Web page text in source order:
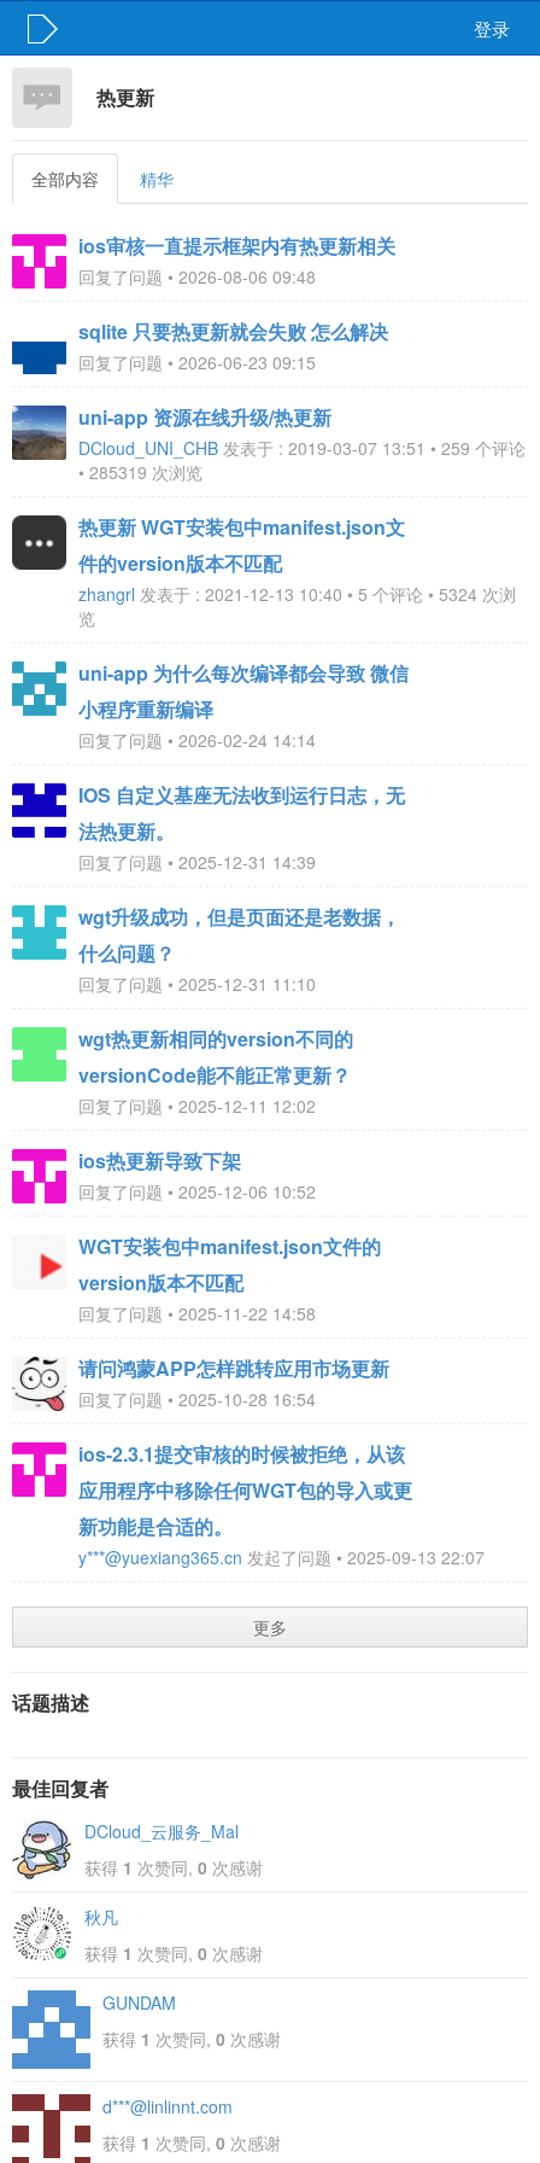
登录
热更新
全部内容 精华
ios审核一直提示框架内有热更新相关
回复了问题 • 2026-08-06 09:48
sqlite 只要热更新就会失败 怎么解决
回复了问题 • 2026-06-23 09:15
uni-app 资源在线升级/热更新
DCloud_UNI_CHB 发表于 : 2019-03-07 13:51 • 259 个评论
• 285319 次浏览
热更新 WGT安装包中manifest.json文
件的version版本不匹配
zhangrl 发表于 : 2021-12-13 10:40 • 5 个评论 • 5324 次浏
览
uni-app 为什么每次编译都会导致 微信
小程序重新编译
回复了问题 • 2026-02-24 14:14
IOS 自定义基座无法收到运行日志，无
法热更新。
回复了问题 • 2025-12-31 14:39
wgt升级成功，但是页面还是老数据，
什么问题？
回复了问题 • 2025-12-31 11:10
wgt热更新相同的version不同的
versionCode能不能正常更新？
回复了问题 • 2025-12-11 12:02
ios热更新导致下架
回复了问题 • 2025-12-06 10:52
WGT安装包中manifest.json文件的
version版本不匹配
回复了问题 • 2025-11-22 14:58
请问鸿蒙APP怎样跳转应用市场更新
回复了问题 • 2025-10-28 16:54
ios-2.3.1提交审核的时候被拒绝，从该
应用程序中移除任何WGT包的导入或更
新功能是合适的。
y***@yuexiang365.cn 发起了问题 • 2025-09-13 22:07
更多
话题描述
最佳回复者
DCloud_云服务_Mal
获得 1 次赞同, 0 次感谢
秋凡
获得 1 次赞同, 0 次感谢
GUNDAM
获得 1 次赞同, 0 次感谢
d***@linlinnt.com
获得 1 次赞同, 0 次感谢